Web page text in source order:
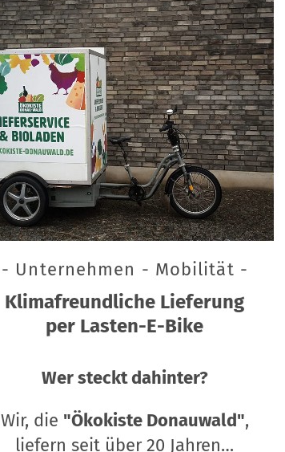
- Unternehmen - Mobilität -
Klimafreundliche Lieferung
per Lasten-E-Bike
Wer steckt dahinter?
Wir, die "Ökokiste Donauwald",
liefern seit über 20 Jahren…